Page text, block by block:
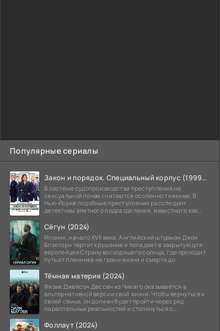
Популярные сериалы
Закон и порядок. Специальный корпус (1999-2026)
В системе судопроизводства преступления на
сексуальной почве считаются особенно тяжкими. В
Нью-Йорке подобные преступления расследуют
детективы элитного подразделения, известного как
Сёгун (2024)
Япония, начало XVII века. Английский штурман Джон
Блэкторн терпит крушение и попадает в закрытую для
европейцев Страну восходящего солнца, где проходит
путь от пленника на грани жизни и смерти до
Тёмная материя (2024)
Физик Джейсон Дессен из Чикаго оказывается в
альтернативной версии свой жизни. Чтобы вернуться к
своей семье, он должен будет пройти через ряд
параллельных реальностей и столкнуться с
Фоллаут (2024)